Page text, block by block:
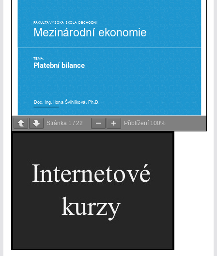
Stránka 1 / 22 Přiblížení 100%